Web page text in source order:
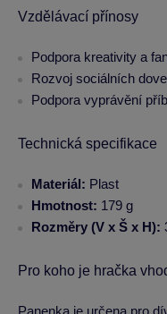
Vzdělávací přínosy
Podpora kreativity a
Rozvoj sociálních
Podpora vyprávění
Technická specifikace
Materiál: Plast
Hmotnost: 179 g
Rozměry (V x Š x H):
Pro koho je hračka
Panenka je určena pro